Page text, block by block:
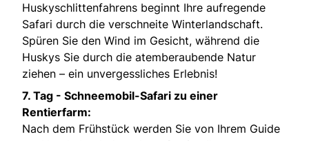
Huskyschlittenfahrens beginnt Ihre aufregende
Safari durch die verschneite Winterlandschaft.
Spüren Sie den Wind im Gesicht, während die
Huskys Sie durch die atemberaubende Natur
ziehen – ein unvergessliches Erlebnis!
7. Tag - Schneemobil-Safari zu einer
Rentierfarm:
Nach dem Frühstück werden Sie von Ihrem Guide